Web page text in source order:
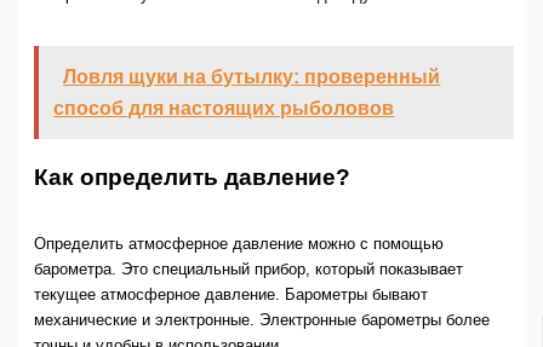
Ловля щуки на бутылку: проверенный
способ для настоящих рыболовов
Как определить давление?
Определить атмосферное давление можно с помощью
барометра. Это специальный прибор, который показывает
текущее атмосферное давление. Барометры бывают
механические и электронные. Электронные барометры более